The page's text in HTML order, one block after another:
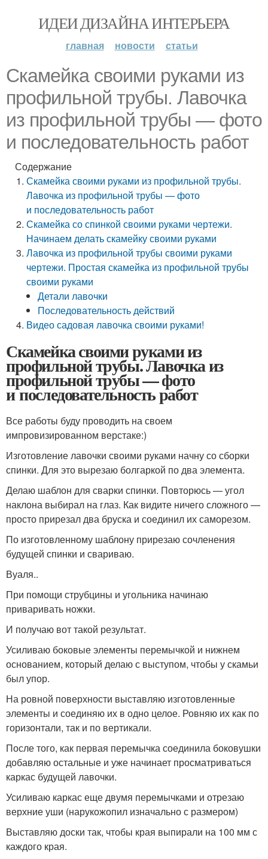
ИДЕИ ДИЗАЙНА ИНТЕРЬЕРА
главная новости статьи
Скамейка своими руками из
профильной трубы. Лавочка
из профильной трубы — фото
и последовательность работ
Содержание
Скамейка своими руками из профильной трубы.
Лавочка из профильной трубы — фото
и последовательность работ
Скамейка со спинкой своими руками чертежи.
Начинаем делать скамейку своими руками
Лавочка из профильной трубы своими руками
чертежи. Простая скамейка из профильной трубы
своими руками
Детали лавочки
Последовательность действий
Видео садовая лавочка своими руками!
Скамейка своими руками из
профильной трубы. Лавочка из
профильной трубы — фото
и последовательность работ
Все работы буду проводить на своем
импровизированном верстаке:)
Изготовление лавочки своими руками начну со сборки
спинки. Для это вырезаю болгаркой по два элемента.
Делаю шаблон для сварки спинки. Повторюсь — угол
наклона выбирал на глаз. Как видите ничего сложного —
просто прирезал два бруска и соединил их саморезом.
По изготовленному шаблону прирезаю сочленения
будущей спинки и свариваю.
Вуаля..
При помощи струбцины и угольника начинаю
приваривать ножки.
И получаю вот такой результат.
Усиливаю боковые элементы перемычкой и нижнем
основанием, который делаю с выступом, чтобы у скамьи
был упор.
На ровной поверхности выставляю изготовленные
элементы и соединяю их в одно целое. Ровняю их как по
горизонтали, так и по вертикали.
После того, как первая перемычка соединила боковушки
добавляю остальные и уже начинает просматриваться
каркас будущей лавочки.
Усиливаю каркас еще двумя перемычками и отрезаю
верхние уши (нарукожопил изначально с размером)
Выставляю доски так, чтобы края выпирали на 100 мм с
каждого края.